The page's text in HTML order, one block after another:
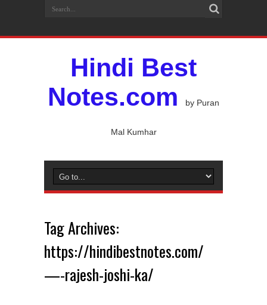
Hindi Best
Notes.com
by Puran
Mal Kumhar
Tag Archives:
https://hindibestnotes.com/
—-rajesh-joshi-ka/